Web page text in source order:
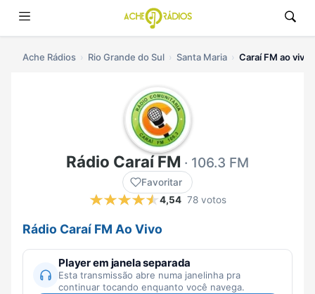
Ache Rádios Rio Grande do Sul Santa Maria Caraí FM ao vivo
Rádio Caraí FM · 106.3 FM
Favoritar
4,54 78 votos
Rádio Caraí FM Ao Vivo
Player em janela separada
Esta transmissão abre numa janelinha pra
continuar tocando enquanto você navega.